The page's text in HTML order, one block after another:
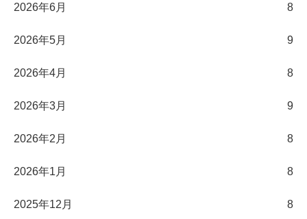
2026年6月 8
2026年5月 9
2026年4月 8
2026年3月 9
2026年2月 8
2026年1月 8
2025年12月 8